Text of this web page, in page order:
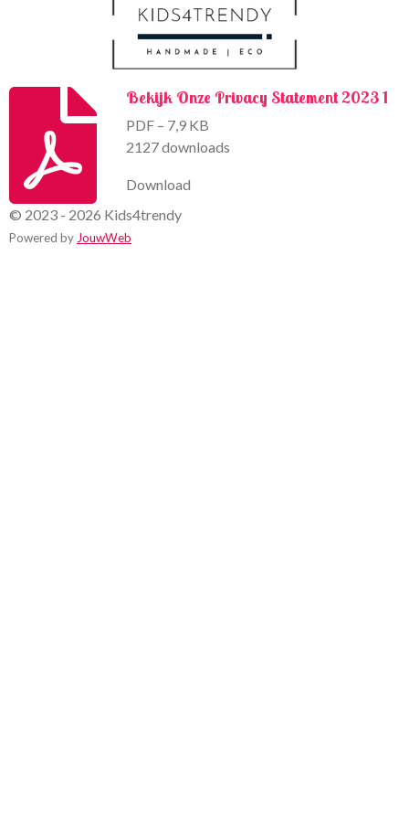
Bekijk Onze Privacy Statement 2023 1
PDF – 7,9 KB
2127 downloads
Download
© 2023 - 2026 Kids4trendy
Powered by JouwWeb